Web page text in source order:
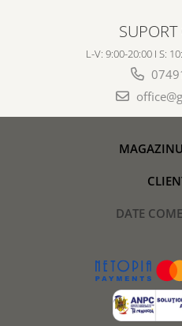
SUPORT
L-V: 9:00-20:00 I S:
DATE